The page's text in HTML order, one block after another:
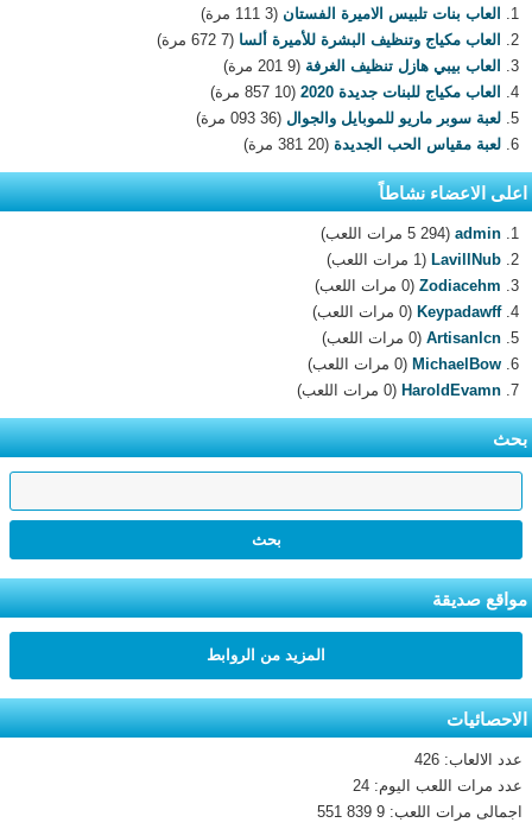
العاب بنات تلبيس الاميرة الفستان (3 111 مرة)
العاب مكياج وتنظيف البشرة للأميرة ألسا (7 672 مرة)
العاب بيبي هازل تنظيف الغرفة (9 201 مرة)
العاب مكياج للبنات جديدة 2020
(10 857 مرة)
لعبة سوبر ماريو للموبايل والجوال (36 093 مرة)
لعبة مقياس الحب الجديدة (20 381 مرة)
اعلى الاعضاء نشاطاً
admin (5 294 مرات اللعب)
LavillNub (1 مرات اللعب)
Zodiacehm (0 مرات اللعب)
Keypadawff (0 مرات اللعب)
Artisanlcn (0 مرات اللعب)
MichaelBow (0 مرات اللعب)
HaroldEvamn (0 مرات اللعب)
بحث
مواقع صديقة
المزيد من الروابط
الاحصائيات
عدد الالعاب: 426
عدد مرات اللعب اليوم: 24
اجمالى مرات اللعب: 9 839 551